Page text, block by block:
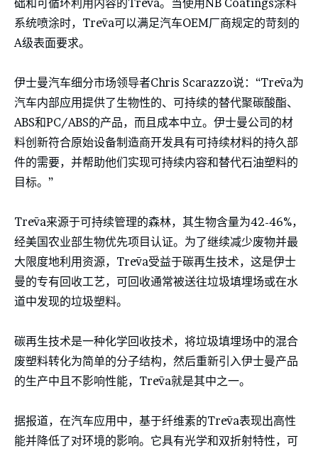
础和可循环利用内容的Trēva。当使用NB Coatings涂料
系统喷涂时，Trēva可以满足汽车OEM厂商规定的苛刻的
A级表面要求。
伊士曼汽车细分市场领导者Chris Scarazzo说：“Trēva为
汽车内部应用提供了生物性的、可持续的替代聚碳酸酯、
ABS和PC/ABS的产品，而且成本中立。伊士曼公司的材
料创新符合原始设备制造商开发具有可持续材料的持久部
件的需要，并帮助他们实现可持续内容和替代石油塑料的
目标。”
Trēva来源于可持续管理的森林，其生物含量为42-46%，
经美国农业部生物优先项目认证。为了继续减少废物并最
大限度地利用资源，Trēva受益于碳再生技术，这是伊士
曼的专有回收工艺，可回收通常被送往垃圾填埋场或在水
道中发现的垃圾塑料。
碳再生技术是一种化学回收技术，将垃圾填埋场中的混合
废塑料转化为简单的分子结构，然后重新引入伊士曼产品
的生产中且不影响性能，Trēva就是其中之一。
据报道，在汽车应用中，基于纤维素的Trēva表现出高性
能并降低了对环境的影响。它具有光学和双折射特性，可